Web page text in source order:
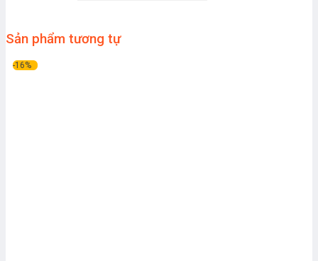
Sản phẩm tương tự
-16%